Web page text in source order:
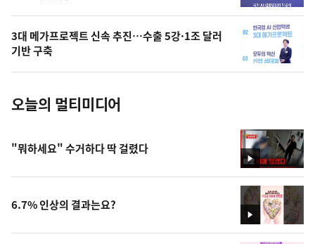
의
사
진
3대 메가프로젝트 신속 추진…수출 5강·1조 달러
기반 구축
오늘의 멀티미디어
영
상
"뭐하세요" 수거하다 딱 걸렸다
영
상
6.7% 인상의 결과는요?